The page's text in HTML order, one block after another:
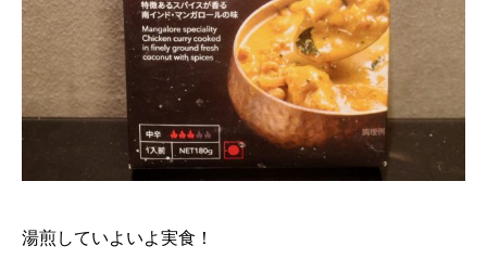
湯煎していよいよ実食！